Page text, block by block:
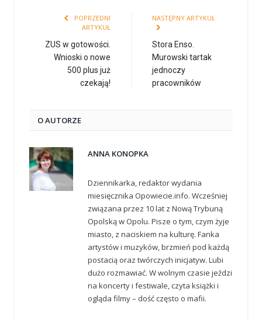
POPRZEDNI
ARTYKUŁ
ZUS w gotowości.
Wnioski o nowe
500 plus już
czekają!
NASTĘPNY ARTYKUŁ
Stora Enso.
Murowski tartak
jednoczy
pracowników
O AUTORZE
ANNA KONOPKA
Dziennikarka, redaktor wydania
miesięcznika Opowiecie.info. Wcześniej
związana przez 10 lat z Nową Trybuną
Opolską w Opolu. Pisze o tym, czym żyje
miasto, z naciskiem na kulturę. Fanka
artystów i muzyków, brzmień pod każdą
postacią oraz twórczych inicjatyw. Lubi
dużo rozmawiać. W wolnym czasie jeździ
na koncerty i festiwale, czyta książki i
ogląda filmy – dość często o mafii.